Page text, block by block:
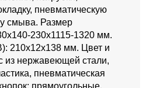
пневматическую
смыва. Размер
230x1115-1320 мм.
210x12x138 мм. Цвет и
из нержавеющей стали,
пневматическая
прямоугольные.